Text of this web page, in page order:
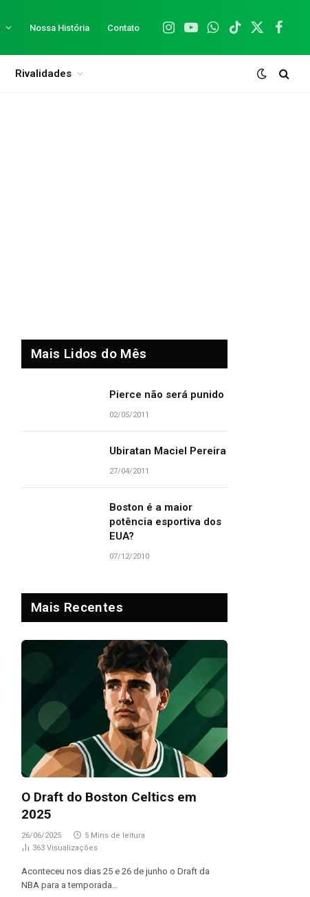
Nossa História Contato
Instagram
YouTubeWhatsApp
TikTok
X
Rivalidades
Mais Lidos do Mês
Pierce não será punido
02/05/2011
Ubiratan Maciel Pereira
27/04/2011
Boston é a maior
potência esportiva dos
EUA?
07/12/2010
Mais Recentes
O Draft do Boston Celtics em
2025
26/06/2025
5 Mins de leitura
363 Visualizações
Aconteceu nos dias 25 e 26 de junho o Draft da
NBA para a temporada…